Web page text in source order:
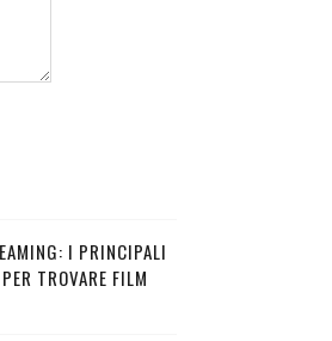
I PRINCIPALI
TROVARE FILM